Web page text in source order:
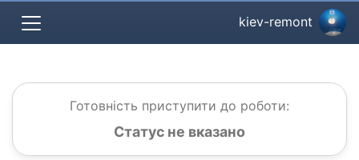
kiev-remont
Готовність приступити до роботи:
Статус не вказано